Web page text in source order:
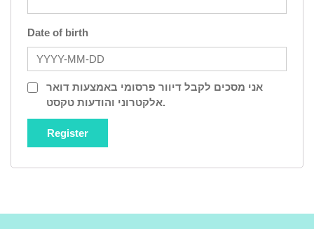
Date of birth
אני מסכים לקבל דיוור פרסומי באמצעות דואר
אלקטרוני והודעות טקסט.
Register